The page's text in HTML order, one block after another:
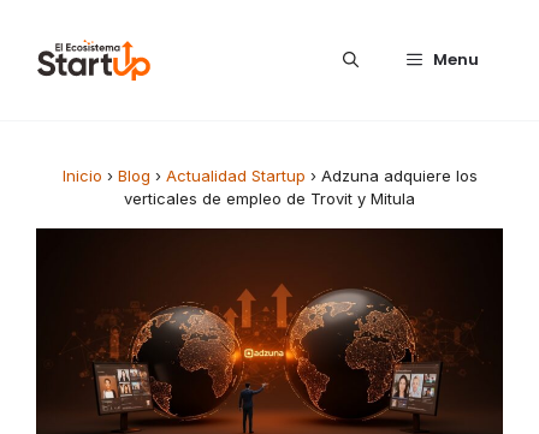
Menu
Inicio › Blog › Actualidad Startup › Adzuna adquiere los
verticales de empleo de Trovit y Mitula